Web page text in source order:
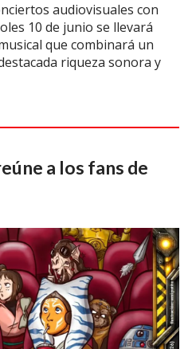
audiovisuales con
10 de junio se llevará
que combinará un
riqueza sonora y
a los fans de